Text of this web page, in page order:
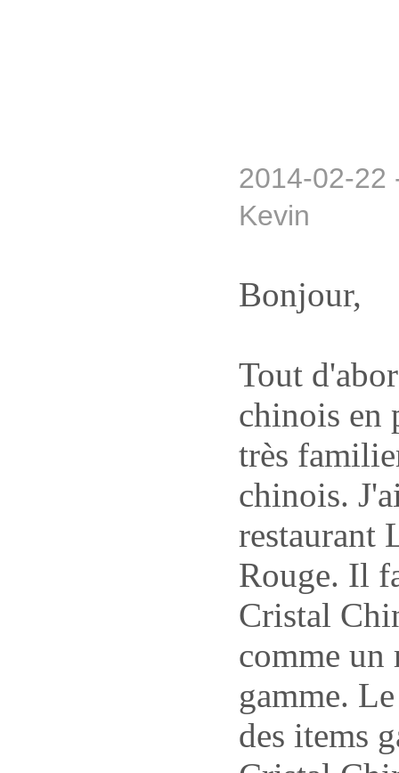
2014-02-22
Kevin
Bonjour,
Tout
chinois en
très
chinois.
restaurant
Rouge. Il
Cristal
comme un
gamme.
des items